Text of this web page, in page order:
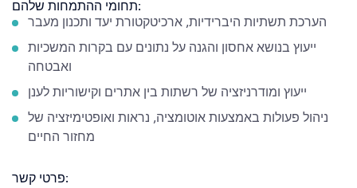
תחומי ההתמחות שלהם:
הערכת תשתיות היברידיות, ארכיטקטורת יעד ותכנון מעבר
ייעוץ בנושא אחסון והגנה על נתונים עם בקרות המשכיות
ואבטחה
ייעוץ ומודרניזציה של רשתות בין אתרים וקישוריות לענן
ניהול פעולות באמצעות אוטומציה, נראות ואופטימיזציה של
מחזור החיים
פרטי קשר: